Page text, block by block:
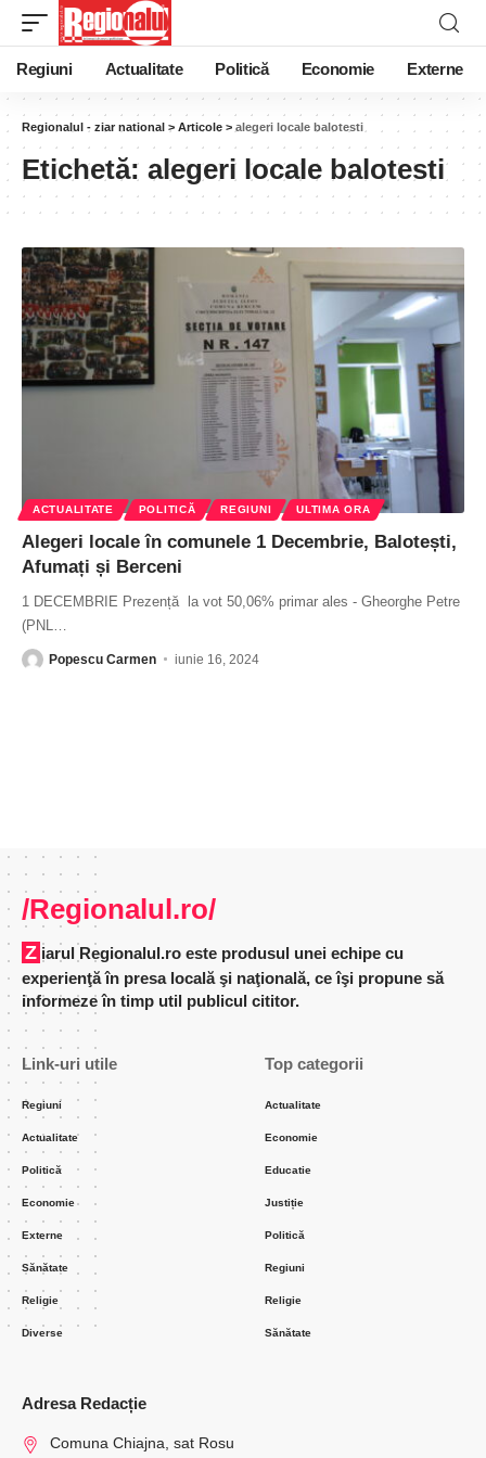
Regiuni Actualitate Politică Economie Externe
Regionalul - ziar national > Articole > alegeri locale balotesti
Etichetă: alegeri locale balotesti
ACTUALITATE POLITICĂ REGIUNI ULTIMA ORA
Alegeri locale în comunele 1 Decembrie, Balotești,
Afumați și Berceni
1 DECEMBRIE Prezență la vot 50,06% primar ales - Gheorghe Petre
(PNL
Popescu Carmen iunie 16, 2024
/Regionalul.ro/
Ziarul Regionalul.ro este produsul unei echipe cu
experienţă în presa locală şi naţională, ce îşi propune să
informeze în timp util publicul cititor.
Link-uri utile
Regiuni
Actualitate
Politică
Economie
Externe
Sănătate
Religie
Diverse
Top categorii
Actualitate
Economie
Educatie
Justiție
Politică
Regiuni
Religie
Sănătate
Adresa Redacție
Comuna Chiajna, sat Rosu